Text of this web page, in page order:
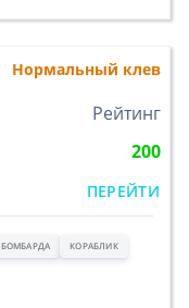
Нормальный клев
Рейтинг
200
ПЕРЕЙТИ
БОМБАРДА КОРАБЛИК